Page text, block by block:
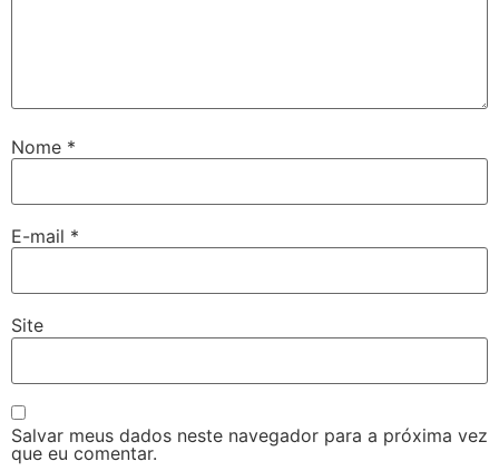
Nome *
E-mail *
Site
Salvar meus dados neste navegador para a próxima vez
que eu comentar.